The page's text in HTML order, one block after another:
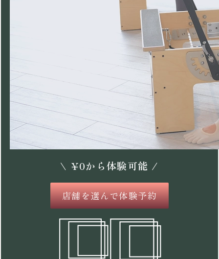
\ ¥0から体験可能 /
店舗を選んで体験予約